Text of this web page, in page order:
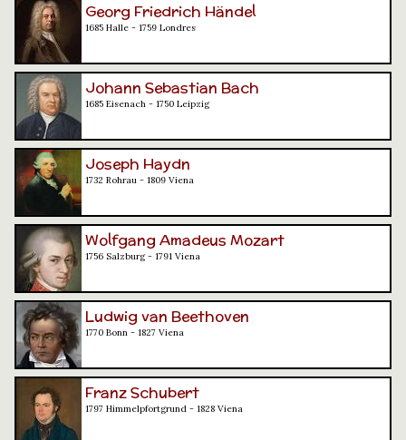
Georg Friedrich Händel
1685 Halle - 1759 Londres
Johann Sebastian Bach
1685 Eisenach - 1750 Leipzig
Joseph Haydn
1732 Rohrau - 1809 Viena
Wolfgang Amadeus Mozart
1756 Salzburg - 1791 Viena
Ludwig van Beethoven
1770 Bonn - 1827 Viena
Franz Schubert
1797 Himmelpfortgrund - 1828 Viena